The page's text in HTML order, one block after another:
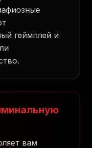
геймплей и
вам